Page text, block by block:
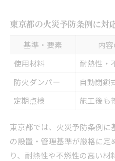
東京都の火災予防条例に対
基準・要素 内
使用材料
耐熱性・
防火ダンパー
自動閉鎖
定期点検
施工後も
東京都では、火災予防条例に
の設置・管理基準が厳格に定
り、耐熱性や不燃性の高い